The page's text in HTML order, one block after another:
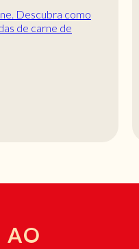
Descubra como
de carne de
AO